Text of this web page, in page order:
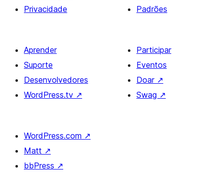
Privacidade
Padrões
Aprender
Suporte
Desenvolvedores
WordPress.tv ↗
Participar
Eventos
Doar ↗
Swag ↗
WordPress.com ↗
Matt ↗
bbPress ↗